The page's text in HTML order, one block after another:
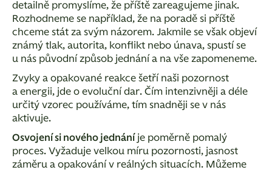
detailně promyslíme, že příště zareagujeme jinak.
Rozhodneme se například, že na poradě si příště
chceme stát za svým názorem. Jakmile se však objeví
známý tlak, autorita, konflikt nebo únava, spustí se
u nás původní způsob jednání a na vše zapomeneme.
Zvyky a opakované reakce šetří naši pozornost
a energii, jde o evoluční dar. Čím intenzivněji a déle
určitý vzorec používáme, tím snadněji se v nás
aktivuje.
Osvojení si nového jednání je poměrně pomalý
proces. Vyžaduje velkou míru pozornosti, jasnost
záměru a opakování v reálných situacích. Můžeme